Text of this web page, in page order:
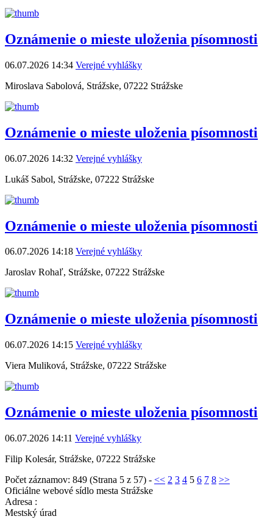
Oznámenie o mieste uloženia písomnosti
06.07.2026 14:34 Verejné vyhlášky
Miroslava Sabolová, Strážske, 07222 Strážske
Oznámenie o mieste uloženia písomnosti
06.07.2026 14:32 Verejné vyhlášky
Lukáš Sabol, Strážske, 07222 Strážske
Oznámenie o mieste uloženia písomnosti
06.07.2026 14:18 Verejné vyhlášky
Jaroslav Rohaľ, Strážske, 07222 Strážske
Oznámenie o mieste uloženia písomnosti
06.07.2026 14:15 Verejné vyhlášky
Viera Muliková, Strážske, 07222 Strážske
Oznámenie o mieste uloženia písomnosti
06.07.2026 14:11 Verejné vyhlášky
Filip Kolesár, Strážske, 07222 Strážske
Počet záznamov: 849 (Strana 5 z 57) - << 2 3 4 5 6 7 8 >>
Oficiálne webové sídlo mesta Strážske
Adresa :
Mestský úrad